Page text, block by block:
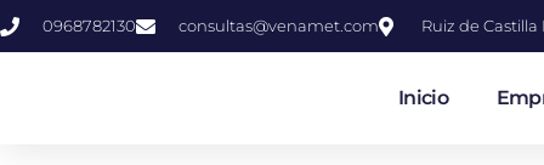
0968782130 consultas@venamet.com Ruiz de
Inicio